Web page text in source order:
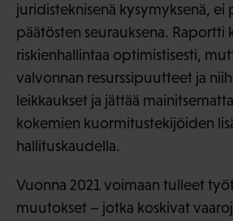
juridisteknisenä kysymyksenä, ei
päätösten seurauksena. Raportti
riskienhallintaa optimistisesti,
valvonnan resurssipuutteet ja
leikkaukset ja jättää
kokemien kuormitustekijöiden
hallituskaudella.
Vuonna 2021 voimaan tulleet
muutokset – jotka koskivat